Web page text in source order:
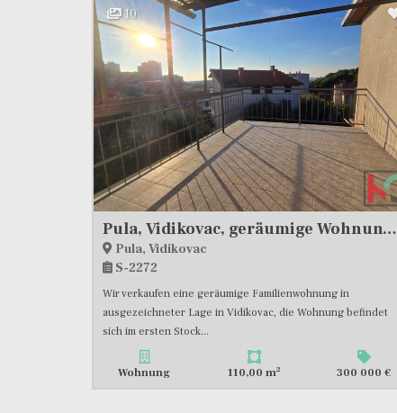
10
Pula, Vidikovac, geräumige Wohnung 110m2 mit 3 Terrassen und 196m2 Garten
Pula, Vidikovac
S-2272
Wir verkaufen eine geräumige Familienwohnung in
ausgezeichneter Lage in Vidikovac, die Wohnung befindet
sich im ersten Stock...
Wohnung 110,00 m2 300 000 €